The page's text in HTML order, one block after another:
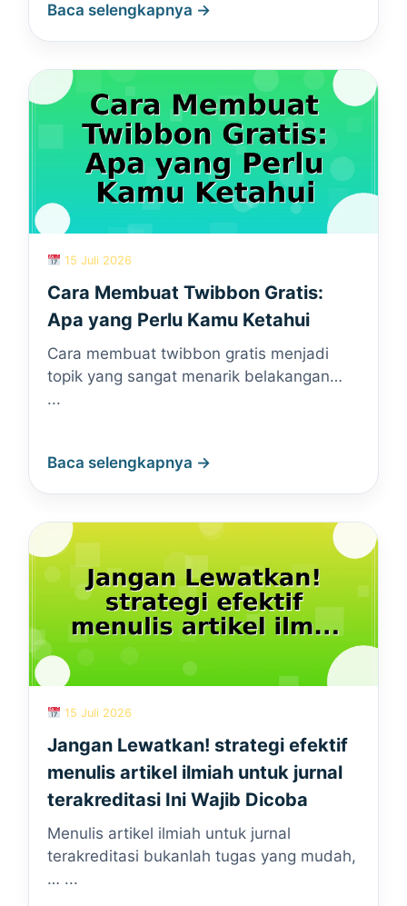
Baca selengkapnya →
15 Juli 2026
Cara Membuat Twibbon Gratis:
Apa yang Perlu Kamu Ketahui
Cara membuat twibbon gratis menjadi
topik yang sangat menarik belakangan…
...
Baca selengkapnya →
15 Juli 2026
Jangan Lewatkan! strategi efektif
menulis artikel ilmiah untuk jurnal
terakreditasi Ini Wajib Dicoba
Menulis artikel ilmiah untuk jurnal
terakreditasi bukanlah tugas yang mudah,
… ...